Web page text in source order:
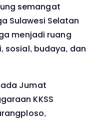
semangat
Sulawesi Selatan
menjadi ruang
sosial, budaya, dan
Jumat
KKSS